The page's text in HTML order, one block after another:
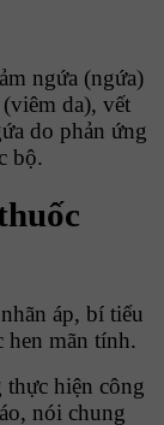
ngứa (ngứa)
da), vết
do phản ứng
bộ.
áp, bí tiểu
hen mãn tính.
thực hiện công
nói chung